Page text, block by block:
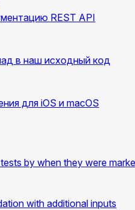
REST API
в наш исходный код
для iOS и macOS
by when they were
with additional inputs